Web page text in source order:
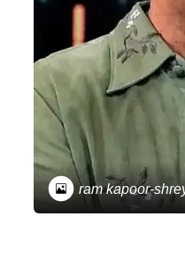
ram kapoor-